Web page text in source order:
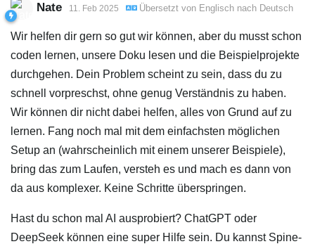
Nate 11. Feb 2025 Übersetzt von Englisch nach Deutsch
Wir helfen dir gern so gut wir können, aber du musst schon
coden lernen, unsere Doku lesen und die Beispielprojekte
durchgehen. Dein Problem scheint zu sein, dass du zu
schnell vorpreschst, ohne genug Verständnis zu haben.
Wir können dir nicht dabei helfen, alles von Grund auf zu
lernen. Fang noch mal mit dem einfachsten möglichen
Setup an (wahrscheinlich mit einem unserer Beispiele),
bring das zum Laufen, versteh es und mach es dann von
da aus komplexer. Keine Schritte überspringen.
Hast du schon mal AI ausprobiert? ChatGPT oder
DeepSeek können eine super Hilfe sein. Du kannst Spine-